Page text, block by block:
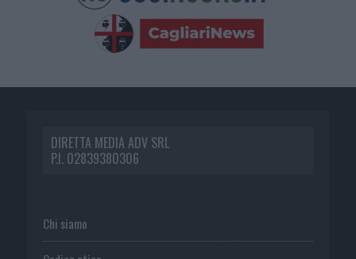
DIRETTA MEDIA ADV SRL
P.I. 02839380306
Chi siamo